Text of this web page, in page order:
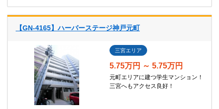
【GN-4165】ハーバーステージ神戸元町
三宮エリア
5.75万円 ～ 5.75万円
元町エリアに建つ学生マンション！
三宮へもアクセス良好！